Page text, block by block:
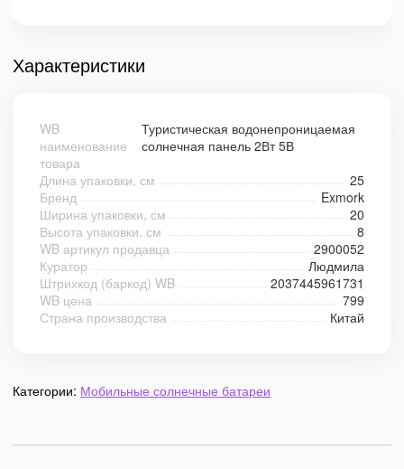
Характеристики
WB
наименование
товара
Туристическая водонепроницаемая
солнечная панель 2Вт 5В
Длина упаковки, см
25
Бренд
Exmork
Ширина упаковки, см
20
Высота упаковки, см
8
WB артикул продавца
2900052
Куратор
Людмила
Штрихкод (баркод) WB
2037445961731
WB цена
799
Страна производства
Китай
Категории: Мобильные солнечные батареи